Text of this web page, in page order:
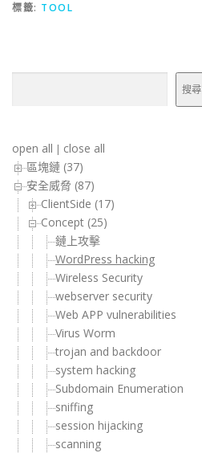
標籤: TOOL
搜尋
open all | close all
區塊鏈 (37)
安全威脅 (87)
ClientSide (17)
Concept (25)
鏈上攻擊
WordPress hacking
Wireless Security
webserver security
Web APP vulnerabilities
Virus Worm
trojan and backdoor
system hacking
Subdomain Enumeration
sniffing
session hijacking
scanning